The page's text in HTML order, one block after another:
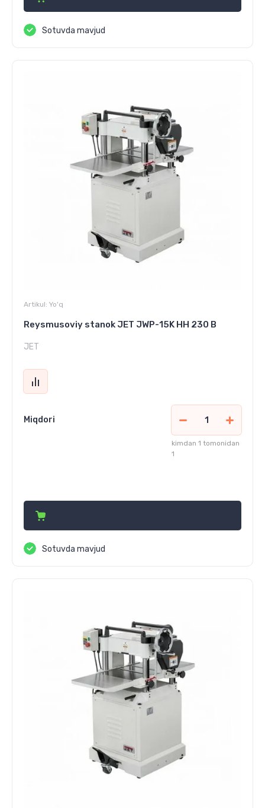
Sotuvda mavjud
Artikul: Yo'q
Reysmusoviy stanok JET JWP-15K HH 230 В
JET
Miqdori
kimdan 1 tomonidan
1
Sotuvda mavjud